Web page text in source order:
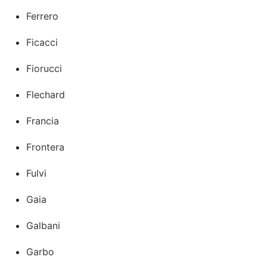
Ferrero
Ficacci
Fiorucci
Flechard
Francia
Frontera
Fulvi
Gaia
Galbani
Garbo